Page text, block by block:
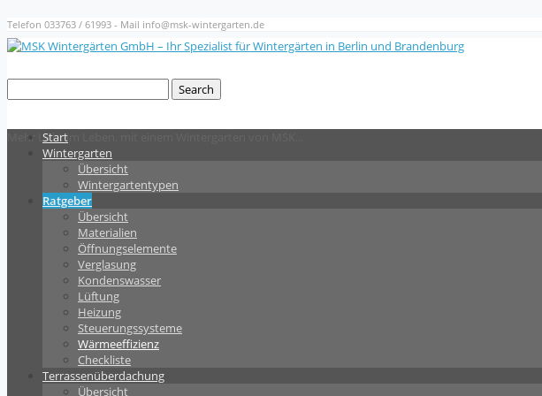
Telefon 033763 / 61993 - Mail info@msk-wintergarten.de
Mehr Licht im Leben, mit einem Wintergarten von MSK...
Start
Wintergarten
Übersicht
Wintergartentypen
Ratgeber
Übersicht
Materialien
Öffnungselemente
Verglasung
Kondenswasser
Lüftung
Heizung
Steuerungssysteme
Wärmeeffizienz
Checkliste
Terrassenüberdachung
Übersicht